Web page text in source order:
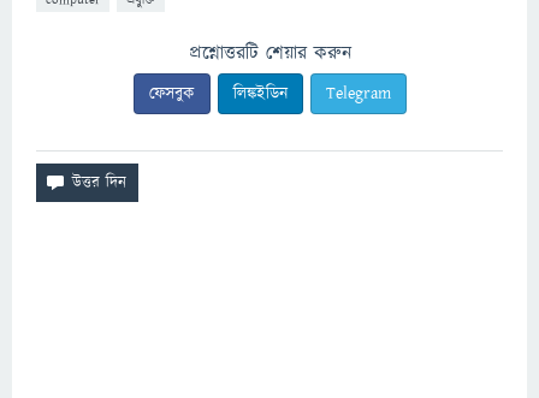
প্রশ্নোত্তরটি শেয়ার করুন
ফেসবুক লিঙ্কইডিন Telegram